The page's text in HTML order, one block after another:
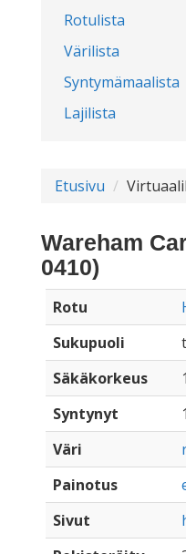
Rotulista
Värilista
Syntymämaalista
Lajilista
Etusivu
Wareham
0410)
Rotu
Sukupuoli
Säkäkorkeus
Syntynyt
Väri
Painotus
Sivut